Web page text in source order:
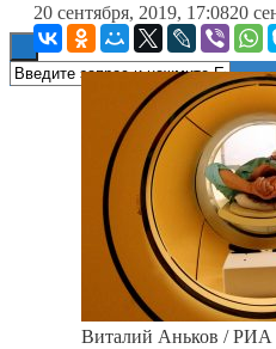
20 сентября, 2019, 17:0820
Виталий Аньков / РИА